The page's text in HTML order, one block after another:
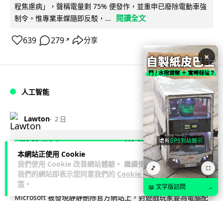
本網站正使用 Cookie
我們使用 Cookie 改善網站體驗。 繼續使用
我們的網站即表示您同意我們的 Cookie 政
策 。
程焦慮病」，聲稱電量剩 75% 便發作，並重申已廢除電動車強
制令。惟專業車媒隨即反駁，...
閱讀全文
639 279 ↗ 分享
人工智能
Lawton 2 日
微軟刪走 32GB RAM 遊戲建議 分析:
為 8GB Surface 銷售鋪路 連自家
Copilot+ 門檻也未到
Microsoft 被發現靜靜刪除官方網站上，對遊戲玩家要為電腦配
×
🎵 ⛶
📖 文字版訪問 →